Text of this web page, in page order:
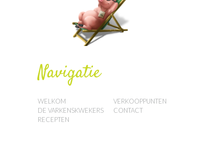
Navigatie
WELKOM
DE VARKENSKWEKERS
RECEPTEN
VERKOOPPUNTEN
CONTACT